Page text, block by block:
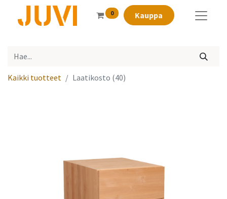
0 Kauppa
Kaikki tuotteet Laatikosto (40)